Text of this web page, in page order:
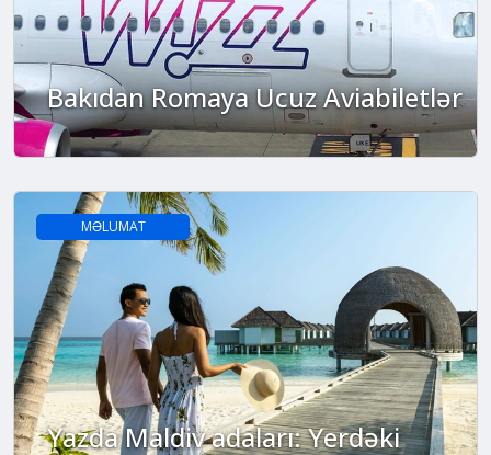
Bakıdan Romaya Ucuz Aviabiletlər
MƏLUMAT
Yazda Maldiv adaları: Yerdəki